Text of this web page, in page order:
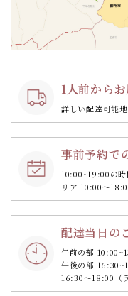
1人前から
詳しい配達可能
事前予約で
10:00~19:00の
リア 10:00～
配達当日の
午前の部
午後の部
16:30～18:00（